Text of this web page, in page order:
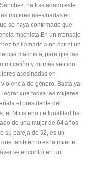
ha trasladado este
mujeres asesinadas en
se haya confirmado que
machista.En un mensaje
ha llamado a no dar ni un
machista, para que las
mi cariño y mi más sentido
asesinadas en
de género. Basta ya.
lograr que todas las mujeres
el presidente del
el Ministerio de Igualdad ha
de una mujer de 64 años
su pareja de 52, es un
también lo es la muerte
se encontró en un